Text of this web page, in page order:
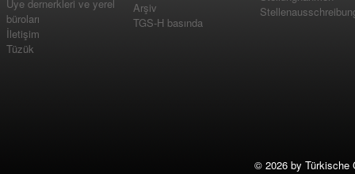
Üye dernerkleri ve yerel
büroları
İletişim
Tüzük
Arşiv
TGS-H basında
© 2026 by Türkische